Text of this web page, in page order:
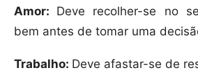
Amor: Deve recolher-se no
bem antes de tomar uma
Trabalho: Deve afastar-se de